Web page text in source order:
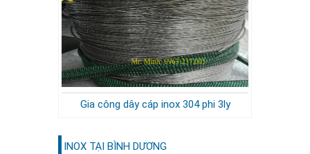
Gia công dây cáp inox 304 phi 3ly
INOX TẠI BÌNH DƯƠNG